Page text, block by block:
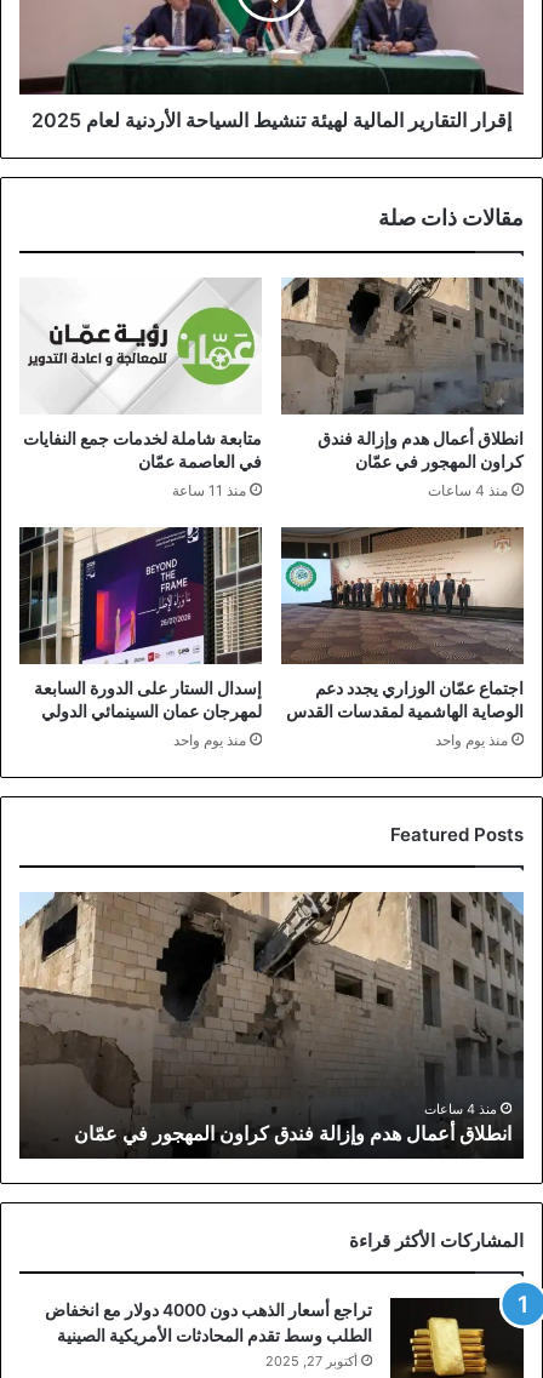
2025
إقرار التقارير المالية لهيئة تنشيط السياحة الأردنية لعام 2025
مقالات ذات صلة
انطلاق أعمال هدم وإزالة فندق
كراون المهجور في عمّان
منذ 4 ساعات
متابعة شاملة لخدمات جمع النفايات
في العاصمة عمّان
منذ 11 ساعة
اجتماع عمّان الوزاري يجدد دعم
الوصاية الهاشمية لمقدسات القدس
منذ يوم واحد
إسدال الستار على الدورة السابعة
لمهرجان عمان السينمائي الدولي
منذ يوم واحد
Featured Posts
انطلاق
أعمال
هدم
وإزالة
فندق
كراون
المهجور
عمّانمنذ 4 ساعات
انطلاق أعمال هدم وإزالة فندق كراون المهجور في عمّان
المشاركات الأكثر قراءة
تراجع أسعار الذهب دون 4000 دولار مع انخفاض
الطلب وسط تقدم المحادثات الأمريكية الصينية
أكتوبر 27, 2025